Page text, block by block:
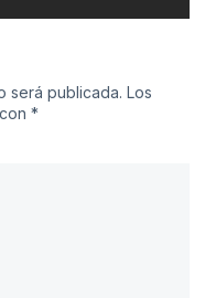
será publicada. Los
*